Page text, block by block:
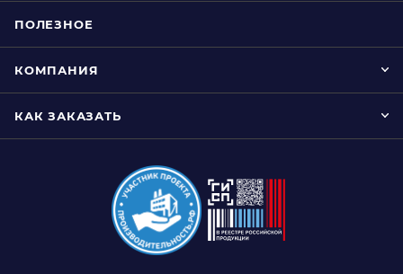
ПОЛЕЗНОЕ
КОМПАНИЯ
КАК ЗАКАЗАТЬ